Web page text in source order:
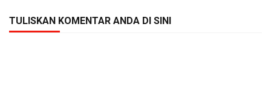
TULISKAN KOMENTAR ANDA DI SINI